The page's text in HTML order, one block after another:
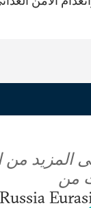
من
من